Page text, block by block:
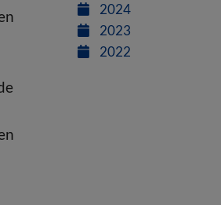
2024
2023
2022